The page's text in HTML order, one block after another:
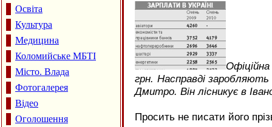
Освіта
Культура
Медицина
Коломийське МБТІ
Місто. Влада
Фотогалерея
Відео
Оголошення
грн. Насправді заробляють
Дмитро. Він лісникує в
Просить не писати його